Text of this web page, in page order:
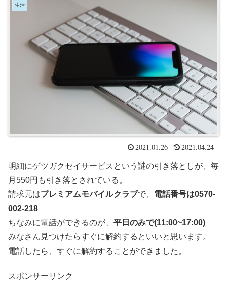
生活
2021.01.26 2021.04.24
明細にゲツガクセイサービスという謎の引き落としが、毎
月550円も引き落とされている。
請求元はプレミアムモバイルクラブで、 電話番号は0570-
002-218
ちなみに電話ができるのが、 平日のみで(11:00~17:00)
みなさん見つけたらすぐに解約するといいと思います。
電話したら、すぐに解約することができました。
スポンサーリンク